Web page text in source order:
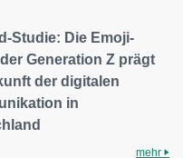
Studie: Die Emoji-
Generation Z prägt
der digitalen
in
mehr